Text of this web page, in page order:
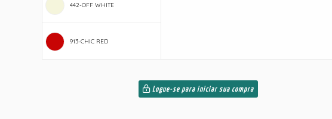
442-OFF WHITE
913-CHIC RED
Logue-se para iniciar sua compra